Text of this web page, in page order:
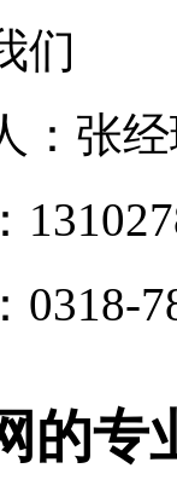
的专
们
：张
0318-